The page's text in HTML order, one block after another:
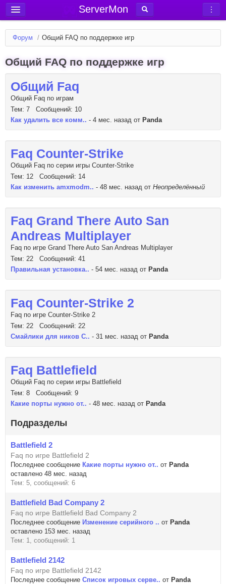
ServerMon
Добавить сервер
Мониторинг серверов
Новости
Статьи
Форум
Форум / Общий FAQ по поддержке игр
Общий FAQ по поддержке игр
Общий Faq
Общий Faq по играм
Тем: 7 Сообщений: 10
Как удалить все комм.. - 4 мес. назад от Panda
Faq Counter-Strike
Общий Faq по серии игры Counter-Strike
Тем: 12 Сообщений: 14
Как изменить amxmodm.. - 48 мес. назад от Неопределённый
Faq Grand There Auto San
Andreas Multiplayer
Faq по игре Grand There Auto San Andreas Multiplayer
Тем: 22 Сообщений: 41
Правильная установка.. - 54 мес. назад от Panda
Faq Counter-Strike 2
Faq по игре Counter-Strike 2
Тем: 22 Сообщений: 22
Смайлики для ников C.. - 31 мес. назад от Panda
Faq Battlefield
Общий Faq по серии игры Battlefield
Тем: 8 Сообщений: 9
Какие порты нужно от.. - 48 мес. назад от Panda
Подразделы
Battlefield 2
Faq по игре Battlefield 2
Последнее сообщение Какие порты нужно от.. от Panda
оставлено 48 мес. назад
Тем: 5, сообщений: 6
Battlefield Bad Company 2
Faq по игре Battlefield Bad Company 2
Последнее сообщение Изменение серийного .. от Panda
оставлено 153 мес. назад
Тем: 1, сообщений: 1
Battlefield 2142
Faq по игре Battlefield 2142
Последнее сообщение Список игровых серве.. от Panda